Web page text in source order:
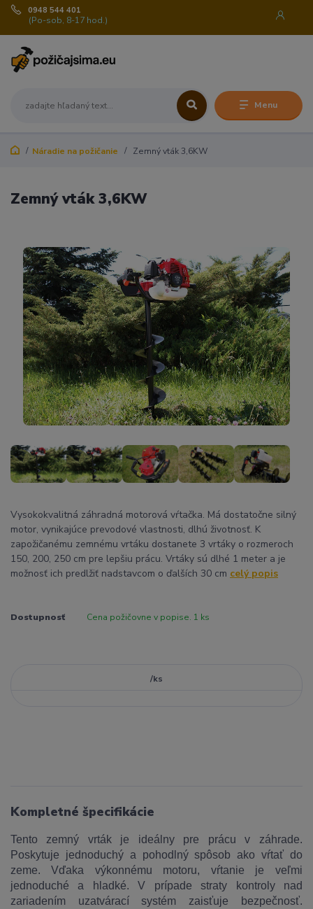
Menu
0948 544 401
(Po-sob, 8-17 hod.)
Náradie na požičanie Zemný vták 3,6KW
Zemný vták 3,6KW
Vysokokvalitná záhradná motorová vŕtačka. Má dostatočne silný
motor, vynikajúce prevodové vlastnosti, dlhú životnosť. K
zapožičanému zemnému vrtáku dostanete 3 vrtáky o rozmeroch
150, 200, 250 cm pre lepšiu prácu. Vrtáky sú dlhé 1 meter a je
možnosť ich predlžiť nadstavcom o ďalších 30 cm celý popis
Dostupnosť Cena požičovne v popise. 1 ks
/ks
Kompletné špecifikácie
Tento zemný vrták je ideálny pre prácu v záhrade.
Poskytuje jednoduchý a pohodlný spôsob ako vŕtať do
zeme. Vďaka výkonnému motoru, vŕtanie je veľmi
jednoduché a hladké. V prípade straty kontroly nad
zariadením uzatvárací systém zaisťuje bezpečnosť.